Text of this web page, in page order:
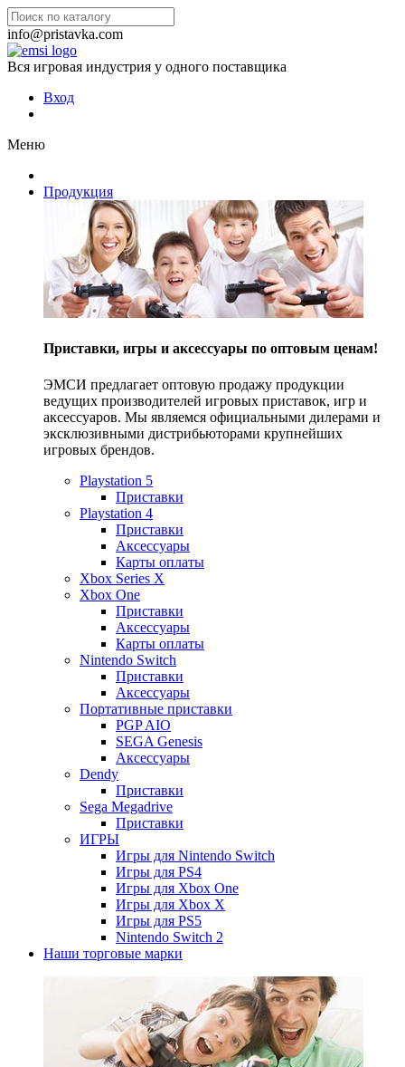
info@pristavka.com
Вся игровая индустрия у одного поставщика
Вход
Меню
Продукция
Приставки, игры и аксессуары по оптовым ценам!
ЭМСИ предлагает оптовую продажу продукции
ведущих производителей игровых приставок, игр и
аксессуаров. Мы являемся официальными дилерами и
эксклюзивными дистрибьюторами крупнейших
игровых брендов.
Playstation 5
Приставки
Playstation 4
Приставки
Аксессуары
Карты оплаты
Xbox Series X
Xbox One
Приставки
Аксессуары
Карты оплаты
Nintendo Switch
Приставки
Аксессуары
Портативные приставки
PGP AIO
SEGA Genesis
Аксессуары
Dendy
Приставки
Sega Megadrive
Приставки
ИГРЫ
Игры для Nintendo Switch
Игры для PS4
Игры для Xbox One
Игры для Xbox X
Игры для PS5
Nintendo Switch 2
Наши торговые марки